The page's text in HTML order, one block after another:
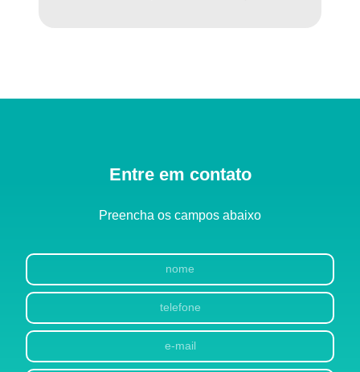
Entre em contato
Preencha os campos abaixo